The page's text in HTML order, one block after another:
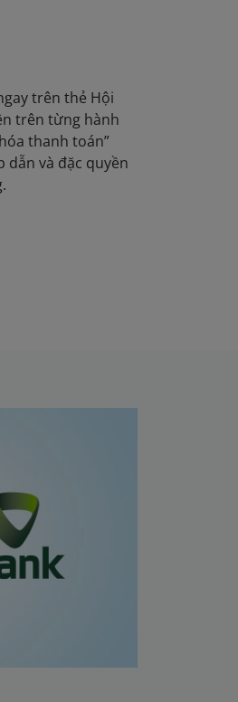
trên thẻ Hội
trên từng hành
thanh toán”
dẫn và đặc quyền